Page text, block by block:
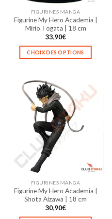
la
page
du
produit
FIGURINES MANGA
Figurine My Hero Academia |
Mirio Togata | 18 cm
33,90€
CHOIX DES OPTIONS
a
plusieurs
variations.
Les
options
peuvent
être
page
du
produit
FIGURINES MANGA
Figurine My Hero Academia |
Shota Aizawa | 18 cm
30,90€